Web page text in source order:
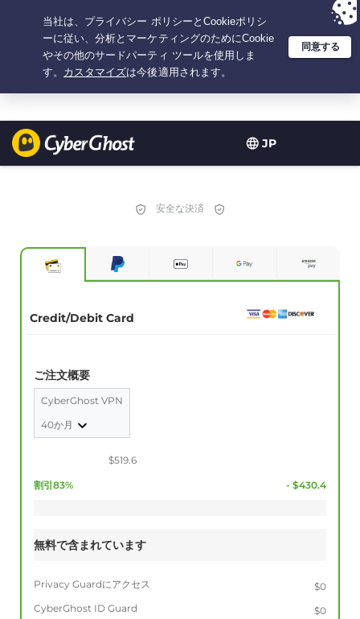
JP
選択プラン：3.3333333333333年間 $ 2.23/月の 大特価
安全な決済
Credit/Debit Card
ご注文概要
CyberGhost VPN
40か月
$519.6
割引83% - $430.4
無料で含まれています
Privacy Guardにアクセス
$0
CyberGhost ID Guard
$0